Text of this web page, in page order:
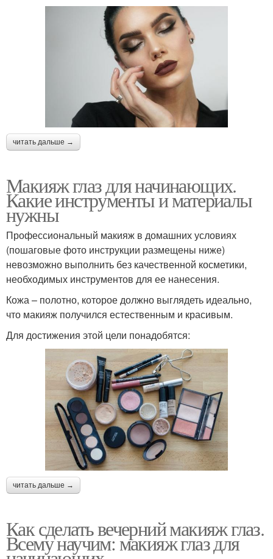
читать дальше →
Макияж глаз для начинающих.
Какие инструменты и материалы
нужны
Профессиональный макияж в домашних условиях
(пошаговые фото инструкции размещены ниже)
невозможно выполнить без качественной косметики,
необходимых инструментов для ее нанесения.
Кожа – полотно, которое должно выглядеть идеально,
что макияж получился естественным и красивым.
Для достижения этой цели понадобятся:
читать дальше →
Как сделать вечерний макияж глаз.
Всему научим: макияж глаз для